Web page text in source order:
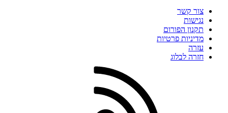
צור קשר
נגישות
תקנון הפורום
מדיניות פרטיות
עזרה
חזרה לבלוג